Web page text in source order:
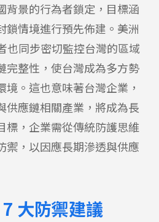
背景的行為者鎖定，目標涵
鎖情境進行預先佈建。美洲
也同步密切監控台灣的區域
完整性，使台灣成為多方勢
。這也意味著台灣企業，
供應鏈相關產業，將成為長
標，企業需從傳統防護思維
禦，以因應長期滲透與供應
大防禦建議